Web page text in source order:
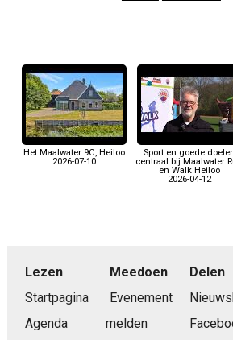
Het Maalwater 9C, Heiloo
2026-07-10
Sport en goede
centraal bij Maalwater
en Walk Heiloo
2026-04-12
Lezen
Startpagina
Agenda
Meedoen
Evenement
melden
Delen